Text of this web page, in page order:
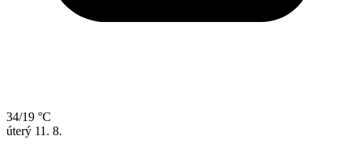
34/19 °C
úterý 11. 8.